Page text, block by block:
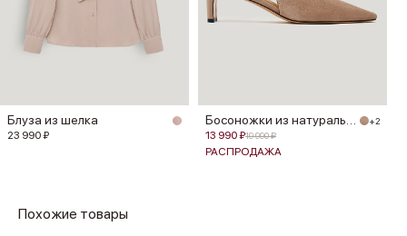
Блуза из шелка
23 990 ₽
Босоножки из натуральной замши +2
13 990 ₽19 990 ₽
РАСПРОДАЖА
Похожие товары